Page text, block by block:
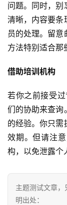
问题。同时，
清晰，内容要条
员的处理。留
方法特别适合那
借助培训机构
若你之前接受
们的协助来查询
的经验。你只需
效期。但请注
构，以免泄露个
主题测试文章
明出处：